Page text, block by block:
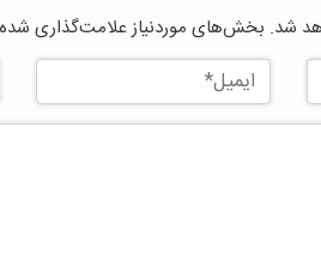
شد. بخش‌های موردنیاز علامت‌گذاری